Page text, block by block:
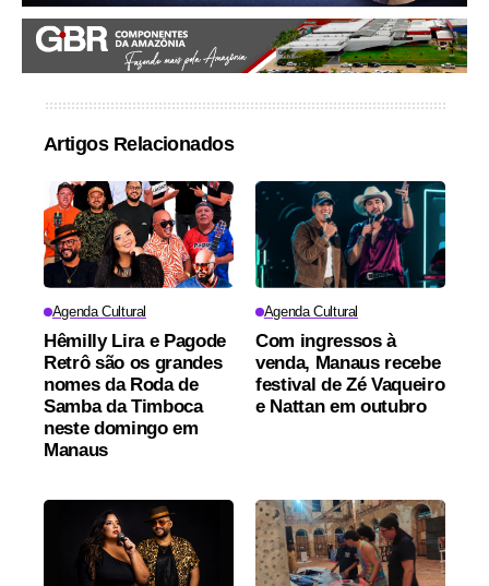
Artigos Relacionados
Agenda Cultural
Hêmilly Lira e Pagode
Retrô são os grandes
nomes da Roda de
Samba da Timboca
neste domingo em
Manaus
Agenda Cultural
Com ingressos à
venda, Manaus recebe
festival de Zé Vaqueiro
e Nattan em outubro